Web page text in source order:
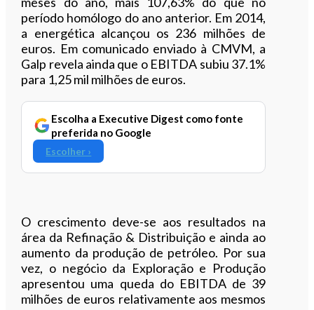
período homólogo do ano anterior. Em 2014,
a energética alcançou os 236 milhões de
euros. Em comunicado enviado à CMVM, a
Galp revela ainda que o EBITDA subiu 37.1%
para 1,25 mil milhões de euros.
Escolha a Executive Digest como fonte
preferida no Google
Escolher ›
O crescimento deve-se aos resultados na
área da Refinação & Distribuição e ainda ao
aumento da produção de petróleo. Por sua
vez, o negócio da Exploração e Produção
apresentou uma queda do EBITDA de 39
milhões de euros relativamente aos mesmos